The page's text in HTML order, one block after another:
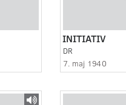
INITIATIV
DR
7. maj 1940